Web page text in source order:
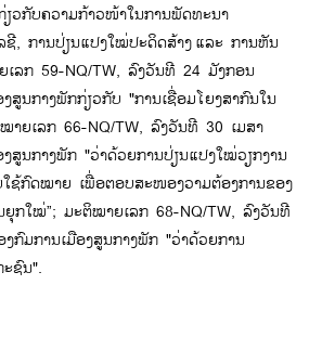
ຽວກັບຄວາມກ້າວໜ້າໃນການພັດທະນາ
, ການປ່ຽນແປງໃໝ່ປະດິດສ້າງແລະ ການຫັນ
ເລກ 59-NQ/TW, ລົງວັນທີ 24 ມັງກອນ
ສູນກາງພັກກ່ຽວກັບ "ການເຊື່ອມໂຍງສາກົນໃນ
າຍເລກ 66-NQ/TW, ລົງວັນທີ 30 ເມສາ
ສູນກາງພັກ "ວ່າດ້ວຍການປ່ຽນແປງໃໝ່ວຽກງານ
ໃຊ້ກົດໝາຍ ເພື່ອຕອບສະໜອງວາມຕ້ອງການຂອງ
ຍຸກໃໝ່”; ມະຕິໝາຍເລກ 68-NQ/TW, ລົງວັນທີ
ກົມການເມືອງສູນກາງພັກ "ວ່າດ້ວຍການ
ຊົນ".